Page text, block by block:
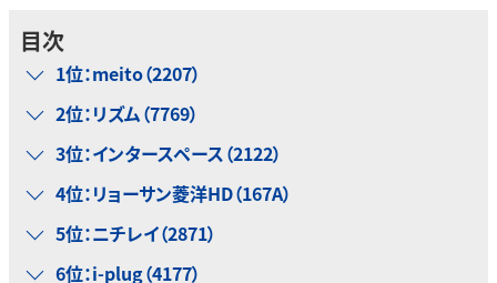
目次
1位：meito（2207）
2位：リズム（7769）
3位：インタースペース（2122）
4位：リョーサン菱洋HD（167A）
5位：ニチレイ（2871）
6位：i-plug（4177）